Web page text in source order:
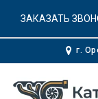
г.
ЗАКАЗАТЬ